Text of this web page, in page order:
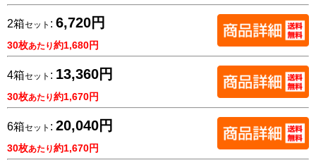
2箱セット : 6,720円
30枚あたり約1,680円
4箱セット : 13,360円
30枚あたり約1,670円
6箱セット : 20,040円
30枚あたり約1,670円